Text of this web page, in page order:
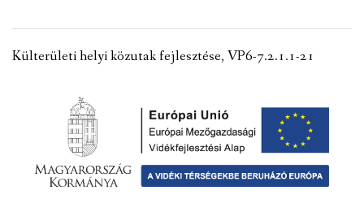
VÁLASZTÁSI INFORMÁCIÓK
TÁRSULÁS
PÁLYÁZATOK
Külterületi helyi közutak fejlesztése, VP6-7.2.1.1-21